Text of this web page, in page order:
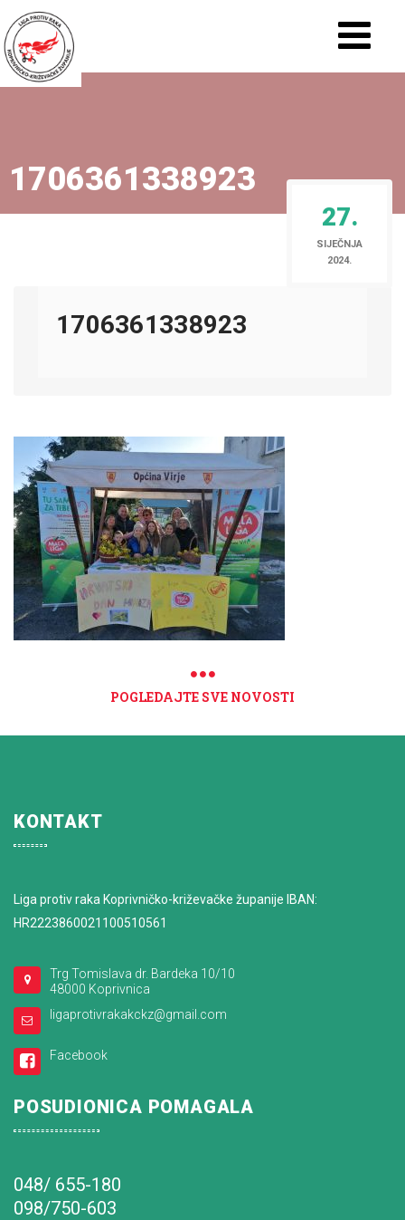
1706361338923
27.
SIJEČNJA
2024.
1706361338923
POGLEDAJTE SVE NOVOSTI
KONTAKT
Liga protiv raka Koprivničko-križevačke županije IBAN:
HR2223860021100510561
Trg Tomislava dr. Bardeka 10/10
48000 Koprivnica
ligaprotivrakakckz@gmail.com
Facebook
POSUDIONICA POMAGALA
048/ 655-180
098/750-603